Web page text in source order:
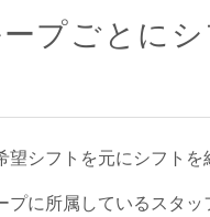
プごとにシ
望シフトを元にシフトを
プに所属しているスタ